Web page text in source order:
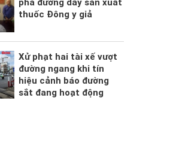
phá đường dây sản xuất
thuốc Đông y giả
Xử phạt hai tài xế vượt
đường ngang khi tín
hiệu cảnh báo đường
sắt đang hoạt động